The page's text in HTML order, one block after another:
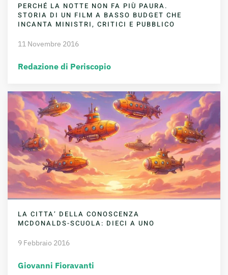
PERCHÉ LA NOTTE NON FA PIÙ PAURA.
STORIA DI UN FILM A BASSO BUDGET CHE
INCANTA MINISTRI, CRITICI E PUBBLICO
11 Novembre 2016
Redazione di Periscopio
LA CITTA’ DELLA CONOSCENZA
MCDONALDS-SCUOLA: DIECI A UNO
9 Febbraio 2016
Giovanni Fioravanti